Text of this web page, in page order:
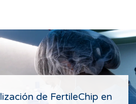
de FertileChip en